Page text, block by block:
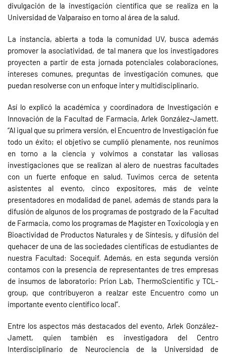
divulgación de la investigación científica que se realiza en la
Universidad de Valparaíso en torno al área de la salud.
La instancia, abierta a toda la comunidad UV, busca además
promover la asociatividad, de tal manera que los investigadores
proyecten a partir de esta jornada potenciales colaboraciones,
intereses comunes, preguntas de investigación comunes, que
puedan resolverse con un enfoque inter y multidisciplinario.
Así lo explicó la académica y coordinadora de Investigación e
Innovación de la Facultad de Farmacia, Arlek González-Jamett.
“Al igual que su primera versión, el Encuentro de Investigación fue
todo un éxito; el objetivo se cumplió plenamente, nos reunimos
en torno a la ciencia y volvimos a constatar las valiosas
investigaciones que se realizan al alero de nuestras facultades
con un fuerte enfoque en salud. Tuvimos cerca de setenta
asistentes al evento, cinco expositores, más de veinte
presentadores en modalidad de panel, además de stands para la
difusión de algunos de los programas de postgrado de la Facultad
de Farmacia, como los programas de Magíster en Toxicología y en
Bioactividad de Productos Naturales y de Síntesis, y difusión del
quehacer de una de las sociedades científicas de estudiantes de
nuestra Facultad: Socequif. Además, en esta segunda versión
contamos con la presencia de representantes de tres empresas
de insumos de laboratorio: Prion Lab, ThermoScientific y TCL-
group, que contribuyeron a realzar este Encuentro como un
importante evento científico local”.
Entre los aspectos más destacados del evento, Arlek González-
Jamett, quien también es investigadora del Centro
Interdisciplinario de Neurociencia de la Universidad de